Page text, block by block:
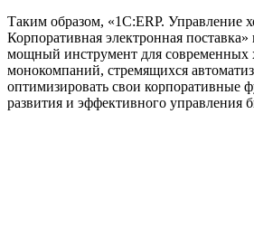
Таким образом, «1С:ERP. Управление
Корпоративная электронная поставка»
мощный инструмент для современных
монокомпаний, стремящихся
оптимизировать свои корпоративные
развития и эффективного управления